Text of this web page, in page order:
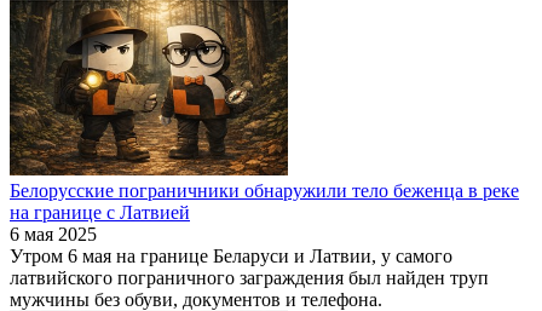
Белорусские пограничники обнаружили тело беженца в реке
на границе с Латвией
6 мая 2025
Утром 6 мая на границе Беларуси и Латвии, у самого
латвийского пограничного заграждения был найден труп
мужчины без обуви, документов и телефона.